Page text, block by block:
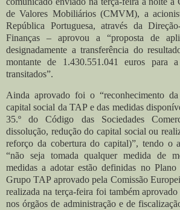
de Valores Mobiliários (CMVM), a
República Portuguesa, através da
Finanças – aprovou a “proposta de
designadamente a transferência do
montante de 1.430.551.041 euros para
transitados”.
Ainda aprovado foi o “reconhecimento
capital social da TAP e das medidas
35.º do Código das Sociedades
dissolução, redução do capital social ou
reforço da cobertura do capital)”, tendo o
“não seja tomada qualquer medida de
medidas a adotar estão definidas no Plano
Grupo TAP aprovado pela Comissão
realizada na terça-feira foi também
nos órgãos de administração e de